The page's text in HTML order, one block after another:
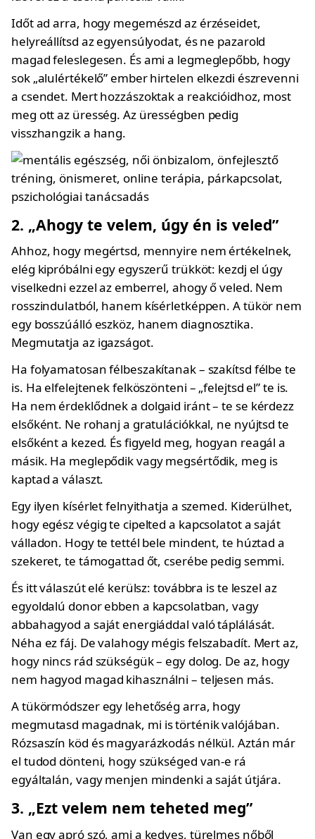
Időt ad arra, hogy megemészd az érzéseidet,
helyreállítsd az egyensúlyodat, és ne pazarold
magad feleslegesen. És ami a legmeglepőbb, hogy
sok „alulértékelő” ember hirtelen elkezdi észrevenni
a csendet. Mert hozzászoktak a reakcióidhoz, most
meg ott az üresség. Az ürességben pedig
visszhangzik a hang.
2. „Ahogy te velem, úgy én is veled”
Ahhoz, hogy megértsd, mennyire nem értékelnek,
elég kipróbálni egy egyszerű trükköt: kezdj el úgy
viselkedni ezzel az emberrel, ahogy ő veled. Nem
rosszindulatból, hanem kísérletképpen. A tükör nem
egy bosszúálló eszköz, hanem diagnosztika.
Megmutatja az igazságot.
Ha folyamatosan félbeszakítanak – szakítsd félbe te
is. Ha elfelejtenek felköszönteni – „felejtsd el” te is.
Ha nem érdeklődnek a dolgaid iránt – te se kérdezz
elsőként. Ne rohanj a gratulációkkal, ne nyújtsd te
elsőként a kezed. És figyeld meg, hogyan reagál a
másik. Ha meglepődik vagy megsértődik, meg is
kaptad a választ.
Egy ilyen kísérlet felnyithatja a szemed. Kiderülhet,
hogy egész végig te cipelted a kapcsolatot a saját
válladon. Hogy te tettél bele mindent, te húztad a
szekeret, te támogattad őt, cserébe pedig semmi.
És itt válaszút elé kerülsz: továbbra is te leszel az
egyoldalú donor ebben a kapcsolatban, vagy
abbahagyod a saját energiáddal való táplálását.
Néha ez fáj. De valahogy mégis felszabadít. Mert az,
hogy nincs rád szükségük – egy dolog. De az, hogy
nem hagyod magad kihasználni – teljesen más.
A tükörmódszer egy lehetőség arra, hogy
megmutasd magadnak, mi is történik valójában.
Rózsaszín köd és magyarázkodás nélkül. Aztán már
el tudod dönteni, hogy szükséged van-e rá
egyáltalán, vagy menjen mindenki a saját útjára.
3. „Ezt velem nem teheted meg”
Van egy apró szó, ami a kedves, türelmes nőből